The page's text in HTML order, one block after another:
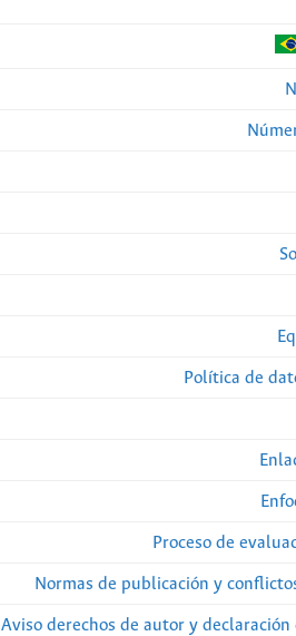
Política de
Proceso de
Normas de publicación y
Aviso derechos de autor y